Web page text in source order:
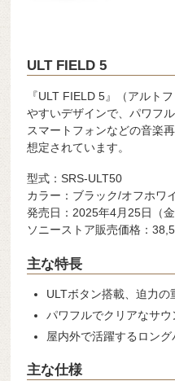
ULT FIELD 5
『ULT FIELD 5』（アルト
やすいデザインで、パワフ
スマートフォンなどの音楽
想定されています。
型式：SRS-ULT50
カラー：ブラック/オフホワ
発売日：2025年4月25日（金
ソニーストア販売価格：
主な特長
ULTボタン搭載、迫力
パワフルでクリアなサ
屋内外で活躍するロング
主な仕様